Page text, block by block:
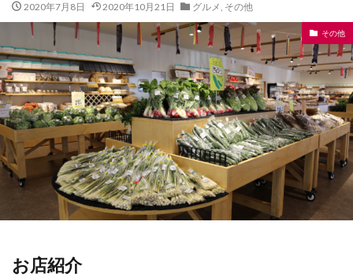
2020年7月8日 2020年10月21日 グルメ, その他
その他
お店紹介